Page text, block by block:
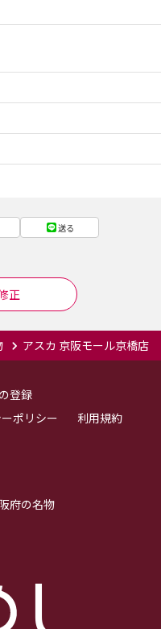
送る
正
アスカ 京阪モール京橋店
登録
ポリシー 利用規約
府の名物